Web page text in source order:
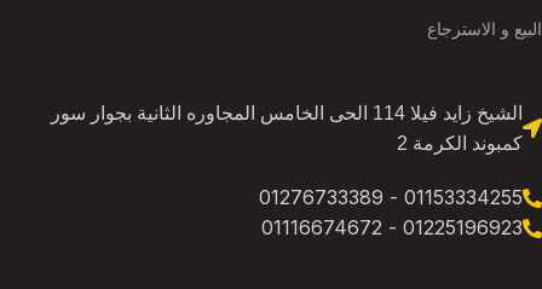
البيع و الاسترجاع
الشيخ زايد فيلا 114 الحى الخامس المجاوره الثانية بجوار سور
كمبوند الكرمة 2
01153334255 - 01276733389
01225196923 - 01116674672